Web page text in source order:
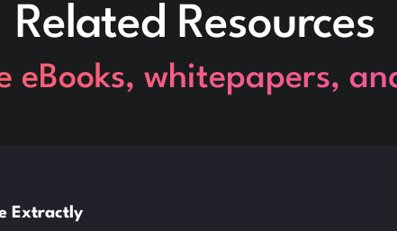
Related Resources
eBooks, whitepapers,
Extractly